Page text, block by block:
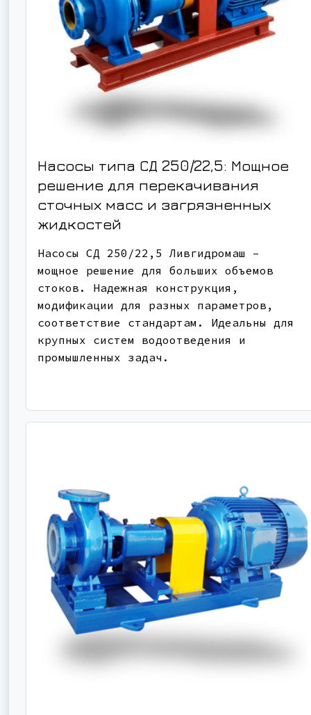
Насосы типа СД 250/22,5: Мощное
решение для перекачивания
сточных масс и загрязненных
жидкостей
Насосы СД 250/22,5 Ливгидромаш –
мощное решение для больших объемов
стоков. Надежная конструкция,
модификации для разных параметров,
соответствие стандартам. Идеальны для
крупных систем водоотведения и
промышленных задач.